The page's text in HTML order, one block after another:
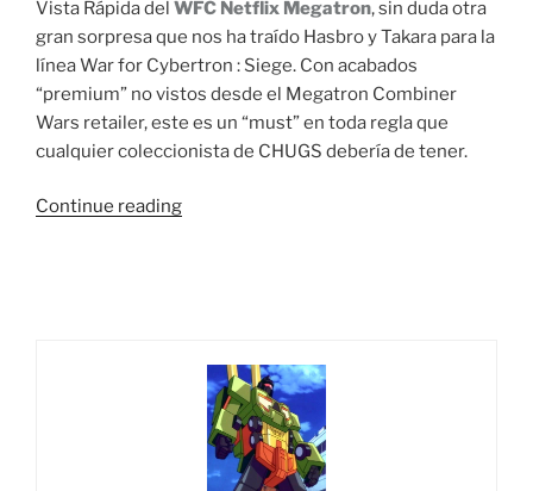
Vista Rápida del WFC Netflix Megatron, sin duda otra
gran sorpresa que nos ha traído Hasbro y Takara para la
línea War for Cybertron : Siege. Con acabados
“premium” no vistos desde el Megatron Combiner
Wars retailer, este es un “must” en toda regla que
cualquier coleccionista de CHUGS debería de tener.
Continue reading“Vista
Trilogy
Voyager
Class
Megatron